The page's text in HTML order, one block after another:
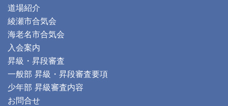
道場紹介
綾瀬市合気会
海老名市合気会
入会案内
昇級・昇段審査
一般部 昇級・昇段審査要項
少年部 昇級審査内容
お問合せ